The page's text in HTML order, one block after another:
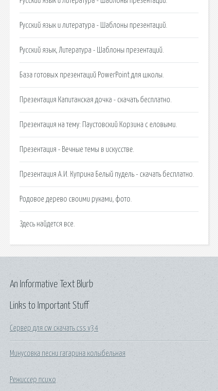
Русский язык и литература - Шаблоны презентаций.
Русский язык, Литература - Шаблоны презентаций.
База готовых презентаций PowerPoint для школы.
Презентация Капитанская дочка - скачать бесплатно.
Презентация на тему: Паустовский Корзина с еловыми.
Презентация - Вечные темы в искусстве.
Презентация А.И. Куприна Белый пудель - скачать бесплатно.
Родовое дерево своими руками, фото.
Здесь найдется все.
Links to Important Stuff
Сервер для cw скачать css v34
Минусовка песни гагарина колыбельная
Режиссер психо
An Informative Text Blurb